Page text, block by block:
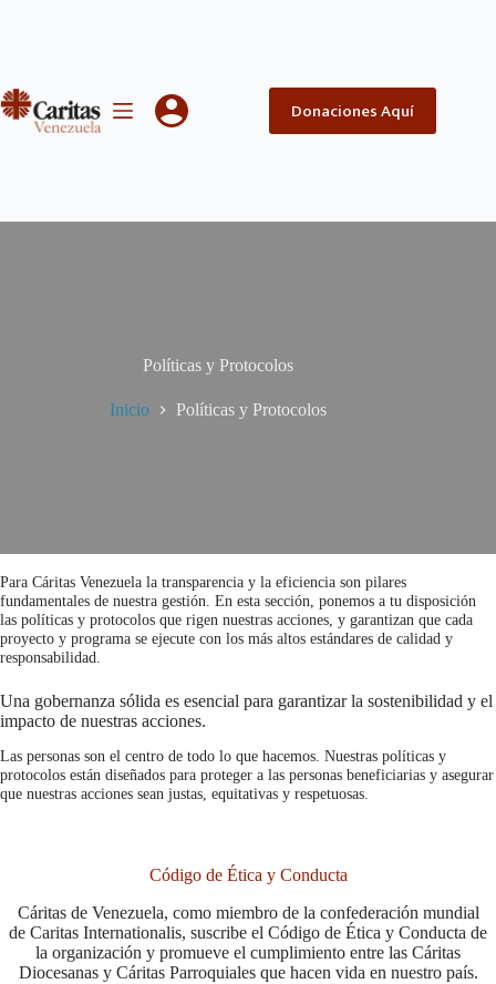
Donaciones Aquí
Políticas y Protocolos
Inicio Políticas y Protocolos
Para Cáritas Venezuela la transparencia y la eficiencia son pilares
fundamentales de nuestra gestión. En esta sección, ponemos a tu disposición
las políticas y protocolos que rigen nuestras acciones, y garantizan que cada
proyecto y programa se ejecute con los más altos estándares de calidad y
responsabilidad.
Una gobernanza sólida es esencial para garantizar la sostenibilidad y el
impacto de nuestras acciones.
Las personas son el centro de todo lo que hacemos. Nuestras políticas y
protocolos están diseñados para proteger a las personas beneficiarias y asegurar
que nuestras acciones sean justas, equitativas y respetuosas.
Código de Ética y Conducta
Cáritas de Venezuela, como miembro de la confederación mundial
de Caritas Internationalis, suscribe el Código de Ética y Conducta de
la organización y promueve el cumplimiento entre las Cáritas
Diocesanas y Cáritas Parroquiales que hacen vida en nuestro país.